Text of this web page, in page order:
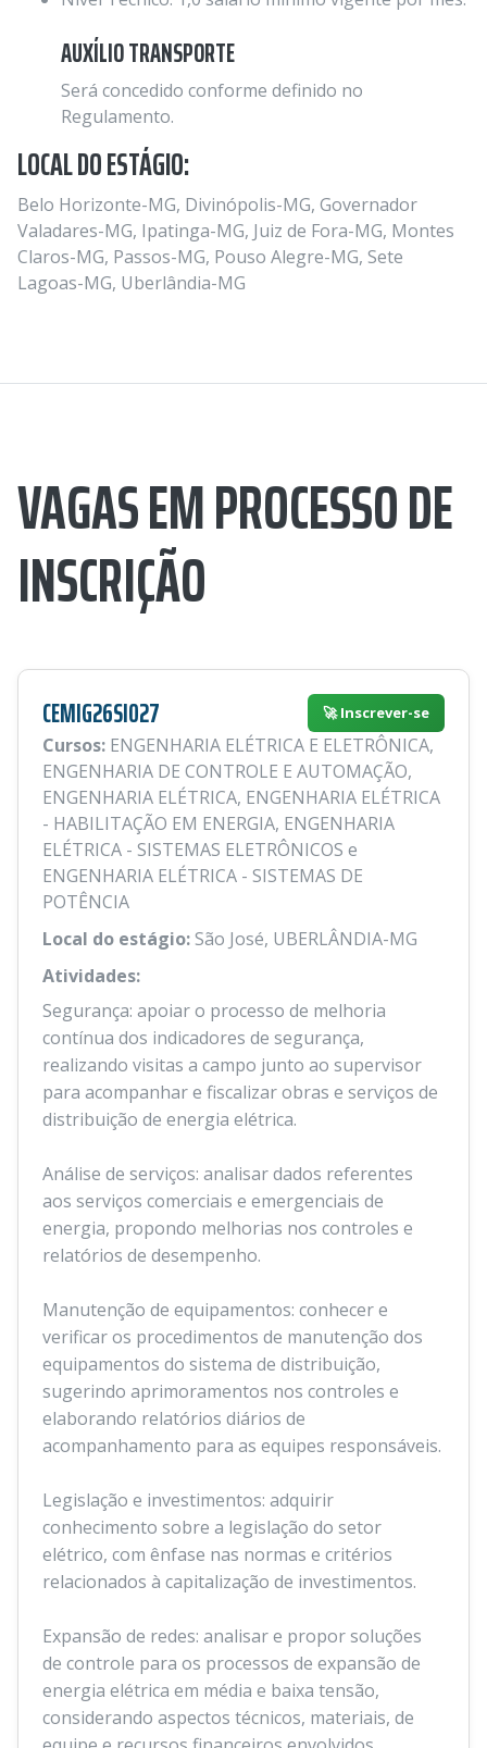
AUXÍLIO TRANSPORTE
Será concedido conforme definido no
Regulamento.
LOCAL DO ESTÁGIO:
Belo Horizonte-MG, Divinópolis-MG, Governador
Valadares-MG, Ipatinga-MG, Juiz de Fora-MG, Montes
Claros-MG, Passos-MG, Pouso Alegre-MG, Sete
Lagoas-MG, Uberlândia-MG
VAGAS EM PROCESSO DE
INSCRIÇÃO
CEMIG26SI027 🚀 Inscrever-se
Cursos: ENGENHARIA ELÉTRICA E ELETRÔNICA,
ENGENHARIA DE CONTROLE E AUTOMAÇÃO,
ENGENHARIA ELÉTRICA, ENGENHARIA ELÉTRICA
- HABILITAÇÃO EM ENERGIA, ENGENHARIA
ELÉTRICA - SISTEMAS ELETRÔNICOS e
ENGENHARIA ELÉTRICA - SISTEMAS DE
POTÊNCIA
Local do estágio:São José, UBERLÂNDIA-MG
Atividades:
Segurança: apoiar o processo de melhoria
contínua dos indicadores de segurança,
realizando visitas a campo junto ao supervisor
para acompanhar e fiscalizar obras e serviços de
distribuição de energia elétrica.
Análise de serviços: analisar dados referentes
aos serviços comerciais e emergenciais de
energia, propondo melhorias nos controles e
relatórios de desempenho.
Manutenção de equipamentos: conhecer e
verificar os procedimentos de manutenção dos
equipamentos do sistema de distribuição,
sugerindo aprimoramentos nos controles e
elaborando relatórios diários de
acompanhamento para as equipes responsáveis.
Legislação e investimentos: adquirir
conhecimento sobre a legislação do setor
elétrico, com ênfase nas normas e critérios
relacionados à capitalização de investimentos.
Expansão de redes: analisar e propor soluções
de controle para os processos de expansão de
energia elétrica em média e baixa tensão,
considerando aspectos técnicos, materiais, de